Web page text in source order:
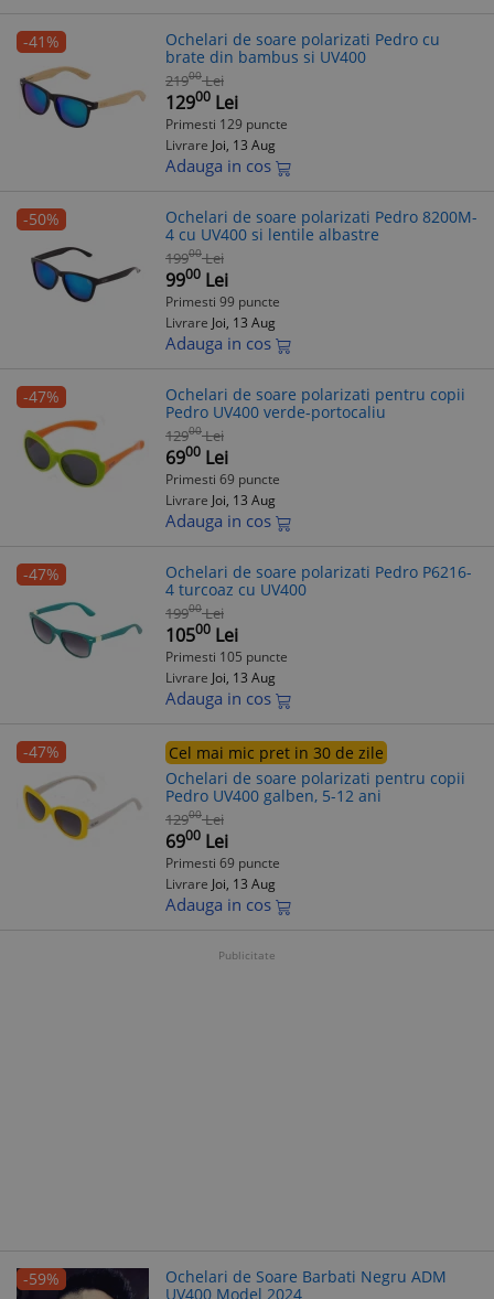
-41%
Ochelari de soare polarizati Pedro cu
brate din bambus si UV400
21900 Lei
12900 Lei
Primesti 129 puncte
Livrare Joi, 13 Aug
Adauga in cos
-50%
Ochelari de soare polarizati Pedro 8200M-
4 cu UV400 si lentile albastre
19900 Lei
9900 Lei
Primesti 99 puncte
Livrare Joi, 13 Aug
Adauga in cos
-47%
Ochelari de soare polarizati pentru copii
Pedro UV400 verde-portocaliu
12900 Lei
6900 Lei
Primesti 69 puncte
Livrare Joi, 13 Aug
Adauga in cos
-47%
Ochelari de soare polarizati Pedro P6216-
4 turcoaz cu UV400
19900 Lei
10500 Lei
Primesti 105 puncte
Livrare Joi, 13 Aug
Adauga in cos
-47%
Cel mai mic pret in 30 de zile
Ochelari de soare polarizati pentru copii
Pedro UV400 galben, 5-12 ani
12900 Lei
6900 Lei
Primesti 69 puncte
Livrare Joi, 13 Aug
Adauga in cos
Publicitate
-59%
Ochelari de Soare Barbati Negru ADM
UV400 Model 2024